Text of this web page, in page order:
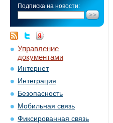
Подписка на новости:
Управление
документами
Интернет
Интеграция
Безопасность
Мобильная связь
Фиксированная связь